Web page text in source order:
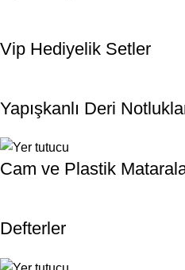
Vip Hediyelik Setler
Yapışkanlı Deri
Cam ve Plastik
Defterler